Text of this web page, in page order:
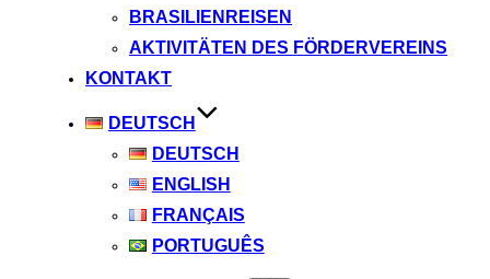
BRASILIENREISEN
AKTIVITÄTEN DES FÖRDERVEREINS
KONTAKT
DEUTSCH
DEUTSCH
ENGLISH
FRANÇAIS
PORTUGUÊS